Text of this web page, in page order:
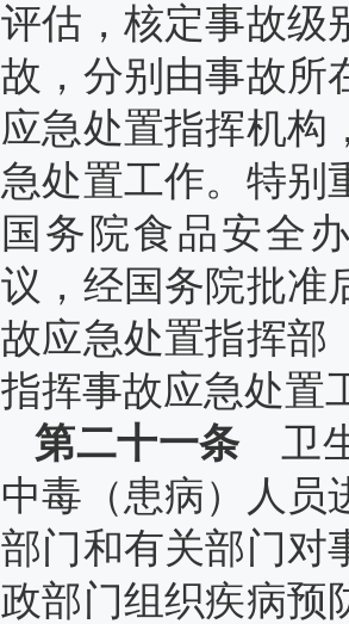
评估，核定事故级
故，分别由事故所
应急处置指挥机构
急处置工作。特别
国务院食品安全
议，经国务院批准
故应急处置指挥部
指挥事故应急处置
第二十一条卫生
中毒（患病）人员
部门和有关部门对
政部门组织疾病预